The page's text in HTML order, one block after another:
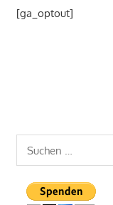
[ga_optout]